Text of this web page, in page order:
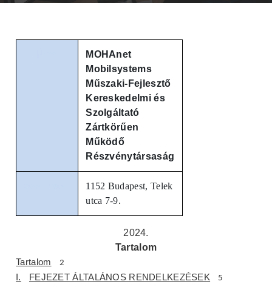
MOHAnet
Mobilsystems
Műszaki-Fejlesztő
Kereskedelmi és
Szolgáltató
Zártkörűen
Működő
Részvénytársaság
1152 Budapest, Telek
utca 7-9.
2024.
Tartalom
Tartalom 2
I. FEJEZET ÁLTALÁNOS RENDELKEZÉSEK 5